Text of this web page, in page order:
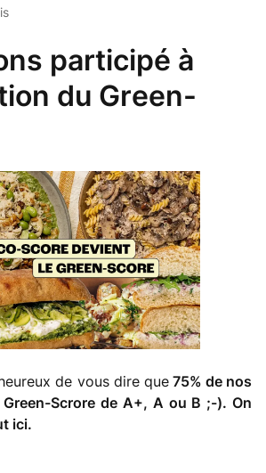
participé à
du Green-
de vous dire que75% de nos
Scrore de A+, A ou B ;-). On
ici.